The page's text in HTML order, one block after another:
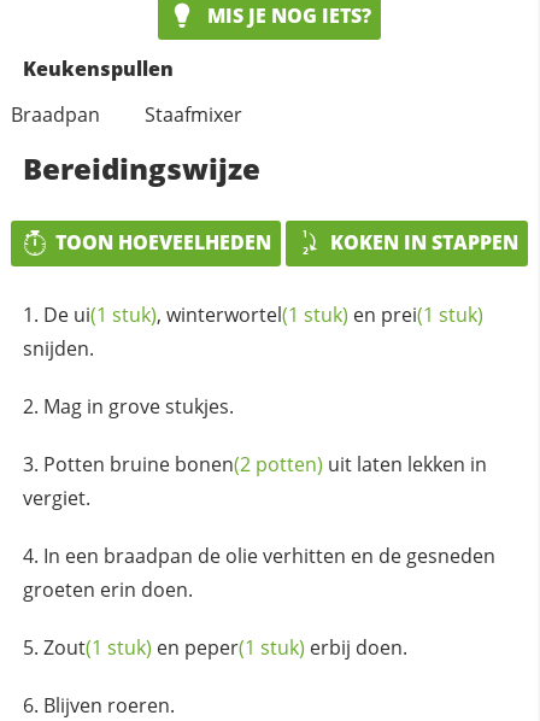
MIS JE NOG IETS?
Keukenspullen
Braadpan
Staafmixer
Bereidingswijze
TOON HOEVEELHEDEN KOKEN IN STAPPEN
De ui(1 stuk), winterwortel(1 stuk) en prei(1 stuk)
snijden.
Mag in grove stukjes.
Potten bruine bonen(2 potten) uit laten lekken in
vergiet.
In een braadpan de olie verhitten en de gesneden
groeten erin doen.
Zout(1 stuk) en peper(1 stuk) erbij doen.
Blijven roeren.